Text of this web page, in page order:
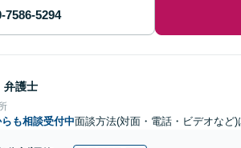
弁護士
も相談受付中面談方法(対面・電話・ビデオなど)